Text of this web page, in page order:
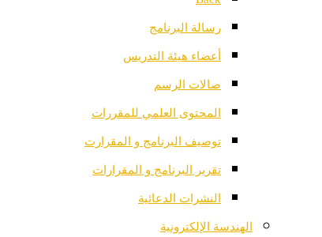
رسالة البرنامج
أعضاء هيئة التدريس
صالات الرسم
المحتوى العلمي للمقررات
توصيف البرنامج و المقرارت
تقرير البرنامج و المقرارات
النشرات الدعائية
الهندسة الإلكترونية